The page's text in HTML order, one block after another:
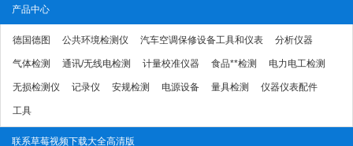
产品中心
德国德图 公共环境检测仪 汽车空调保修设备工具和仪表 分析仪器
气体检测 通讯/无线电检测 计量校准仪器 食品**检测 电力电工检测
无损检测仪 记录仪 安规检测 电源设备 量具检测 仪器仪表配件
工具
联系草莓视频下载大全高清版